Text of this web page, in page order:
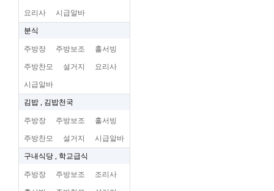
요리사 시급알바
분식
주방장 주방보조 홀서빙
주방찬모 설거지 요리사
시급알바
김밥 , 김밥천국
주방장 주방보조 홀서빙
주방찬모 설거지 시급알바
구내식당 , 학교급식
주방장 주방보조 조리사